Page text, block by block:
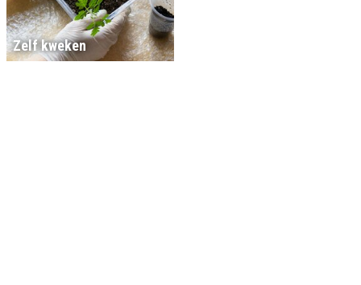
Zelf kweken